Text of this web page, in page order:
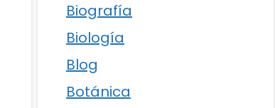
Biografía
Biología
Blog
Botánica